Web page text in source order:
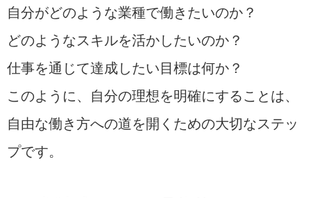
自分がどのような業種で働きたいのか？
どのようなスキルを活かしたいのか？
仕事を通じて達成したい目標は何か？
このように、自分の理想を明確にすることは、
自由な働き方への道を開くための大切なステッ
プです。